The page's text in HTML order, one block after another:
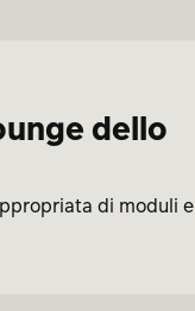
dello
di moduli e